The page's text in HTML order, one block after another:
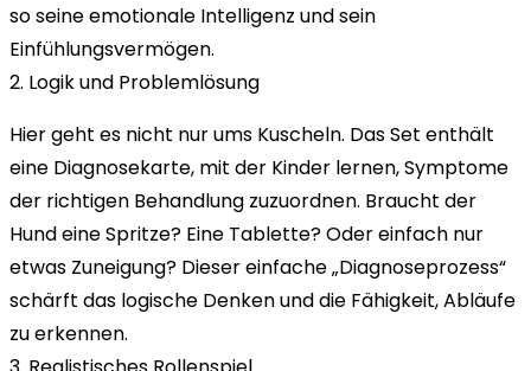
so seine emotionale Intelligenz und sein
Einfühlungsvermögen.
2. Logik und Problemlösung
Hier geht es nicht nur ums Kuscheln. Das Set enthält
eine Diagnosekarte, mit der Kinder lernen, Symptome
der richtigen Behandlung zuzuordnen. Braucht der
Hund eine Spritze? Eine Tablette? Oder einfach nur
etwas Zuneigung? Dieser einfache „Diagnoseprozess“
schärft das logische Denken und die Fähigkeit, Abläufe
zu erkennen.